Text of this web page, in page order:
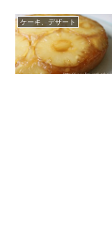
ケーキ、デザート